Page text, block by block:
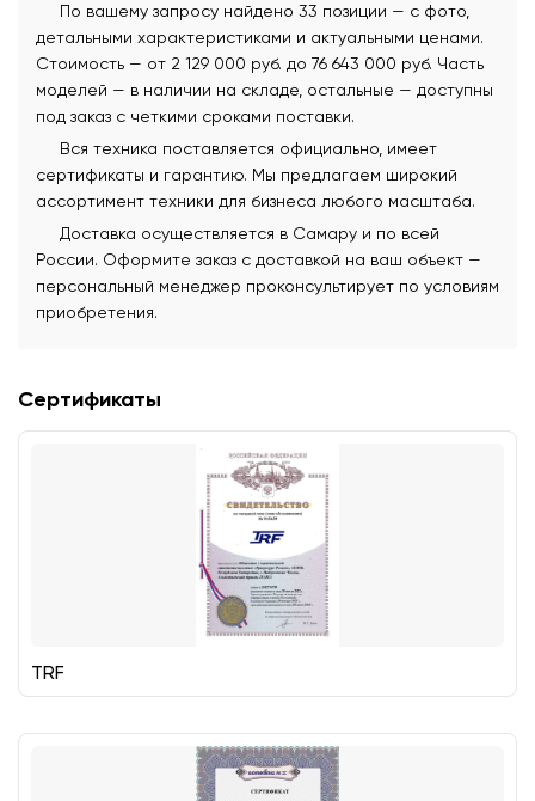
По вашему запросу найдено 33 позиции — с фото,
детальными характеристиками и актуальными ценами.
Стоимость — от 2 129 000 руб. до 76 643 000 руб. Часть
моделей — в наличии на складе, остальные — доступны
под заказ с четкими сроками поставки.
Вся техника поставляется официально, имеет
сертификаты и гарантию. Мы предлагаем широкий
ассортимент техники для бизнеса любого масштаба.
Доставка осуществляется в Самару и по всей
России. Оформите заказ с доставкой на ваш объект —
персональный менеджер проконсультирует по условиям
приобретения.
Сертификаты
TRF